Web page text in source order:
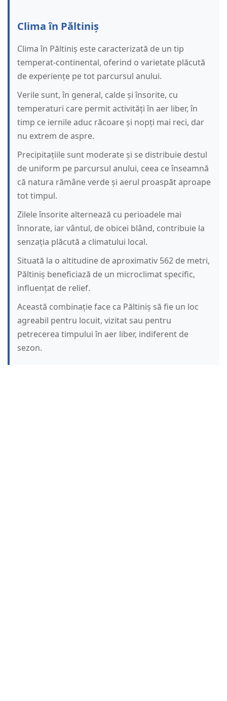
Clima în Păltiniș
Clima în Păltiniș este caracterizată de un tip
temperat-continental, oferind o varietate plăcută
de experiențe pe tot parcursul anului.
Verile sunt, în general, calde și însorite, cu
temperaturi care permit activități în aer liber, în
timp ce iernile aduc răcoare și nopți mai reci, dar
nu extrem de aspre.
Precipitațiile sunt moderate și se distribuie destul
de uniform pe parcursul anului, ceea ce înseamnă
că natura rămâne verde și aerul proaspăt aproape
tot timpul.
Zilele însorite alternează cu perioadele mai
înnorate, iar vântul, de obicei blând, contribuie la
senzația plăcută a climatului local.
Situată la o altitudine de aproximativ 562 de metri,
Păltiniș beneficiază de un microclimat specific,
influențat de relief.
Această combinație face ca Păltiniș să fie un loc
agreabil pentru locuit, vizitat sau pentru
petrecerea timpului în aer liber, indiferent de
sezon.